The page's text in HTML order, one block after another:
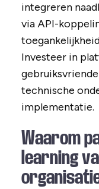
integreren
via API-
Investeer in
technische
implementatie.
Waarom
learning